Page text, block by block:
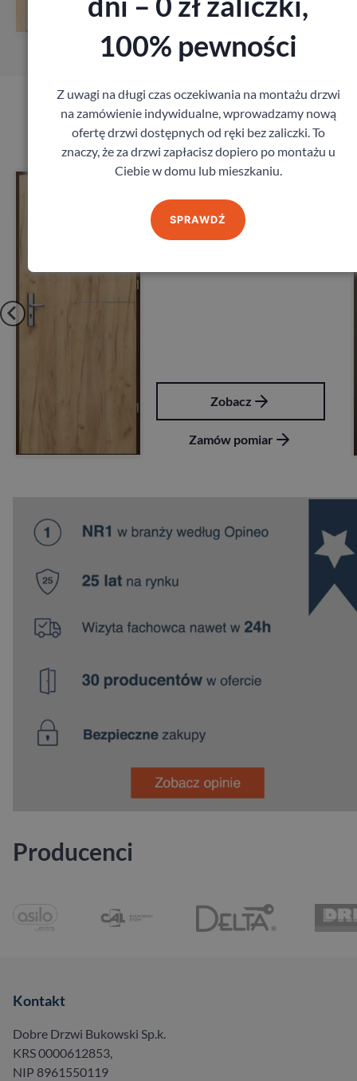
Zamów pomiar
Produkty marki Porta
Drzwi Porta
Producenci
Kontakt
Dobre Drzwi Bukowski Sp.k.
KRS 0000612853,
NIP 8961550119
100% pewności
Z uwagi na długi czas oczekiwania na montażu drzwi
na zamówienie indywidualne, wprowadzamy nową
ofertę drzwi dostępnych od ręki bez zaliczki. To
znaczy, że za drzwi zapłacisz dopiero po montażu u
Ciebie w domu lub mieszkaniu.
SPRAWDŹ